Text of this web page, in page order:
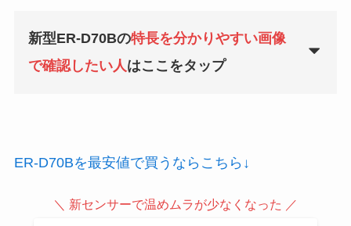
新型ER-D70Bの特長を分かりやすい画像
で確認したい人 はここをタップ
ER-D70Bを最安値で買うならこちら↓
＼ 新センサーで温めムラが少なくなった ／